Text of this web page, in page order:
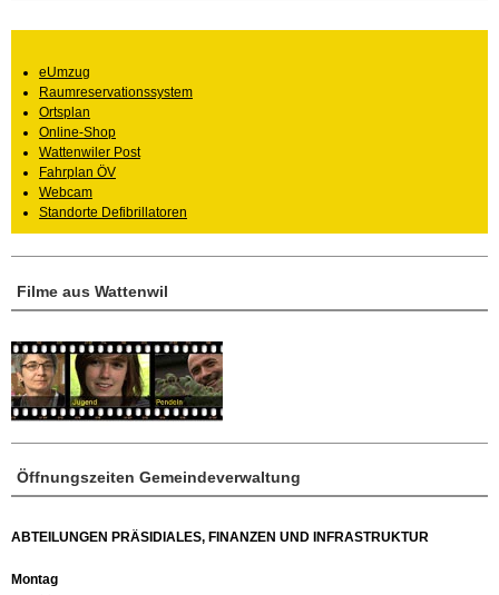
Öffnungszeiten Gemeindeverwaltung
ABTEILUNGEN PRÄSIDIALES, FINANZEN UND INFRASTRUKTUR
Montag
Filme aus Wattenwil
eUmzug
Raumreservationssystem
Ortsplan
Online-Shop
Wattenwiler Post
Fahrplan ÖV
Webcam
Standorte Defibrillatoren